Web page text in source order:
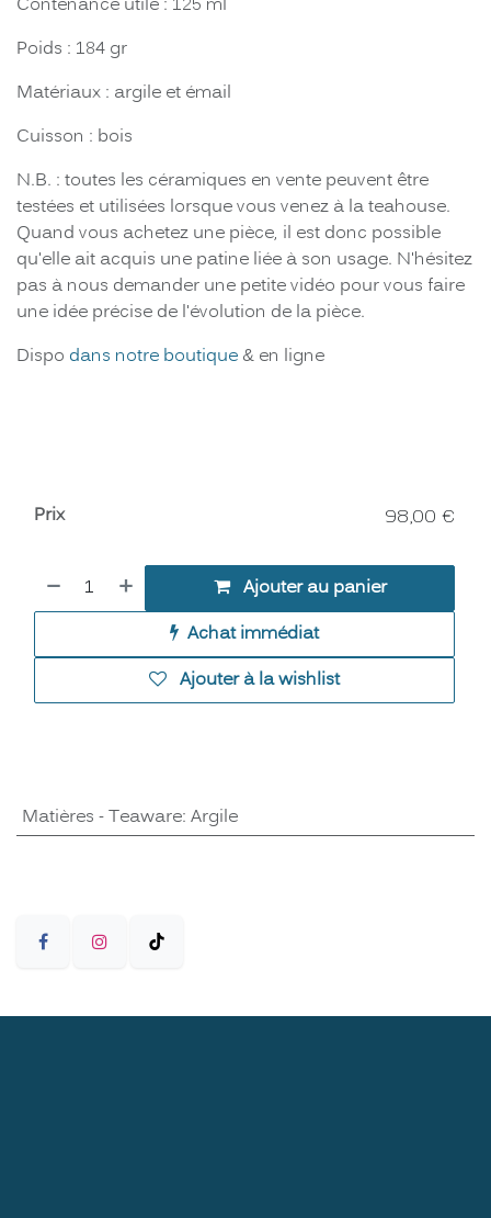
Contenance utile : 125 ml
Poids : 184 gr
Matériaux : argile et émail
Cuisson : bois
N.B. : toutes les céramiques en vente peuvent être
testées et utilisées lorsque vous venez à la teahouse.
Quand vous achetez une pièce, il est donc possible
qu'elle ait acquis une patine liée à son usage. N'hésitez
pas à nous demander une petite vidéo pour vous faire
une idée précise de l'évolution de la pièce.
Dispo dans notre boutique & en ligne
Ajouter au panier
Achat immédiat
Ajouter à la wishlist
Prix 98,00 €
Matières - Teaware: Argile